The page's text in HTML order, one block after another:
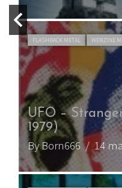
FLASHBACK METAL WEBZINE
UFO –
1979)
By Born666/ 14 mai